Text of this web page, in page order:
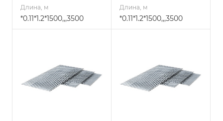
Длина, м
*0.11*1.2*1500,,,3500
Длина, м
*0.11*1.2*1500,,,3500